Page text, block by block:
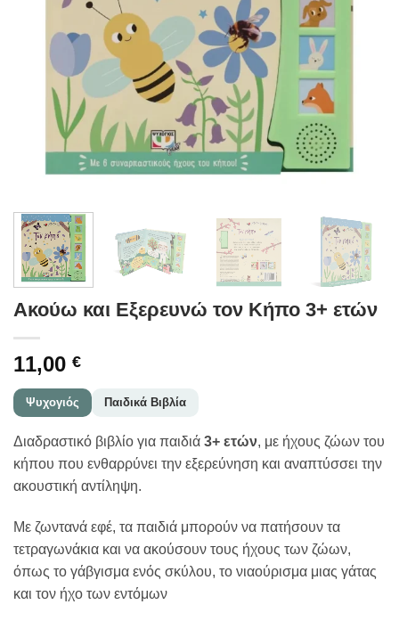
Ακούω και Εξερευνώ τον Κήπο 3+ ετών
11,00 €
Ψυχογιός Παιδικά Βιβλία
Διαδραστικό βιβλίο για παιδιά 3+ ετών, με ήχους ζώων του
κήπου που ενθαρρύνει την εξερεύνηση και αναπτύσσει την
ακουστική αντίληψη.
Με ζωντανά εφέ, τα παιδιά μπορούν να πατήσουν τα
τετραγωνάκια και να ακούσουν τους ήχους των ζώων,
όπως το γάβγισμα ενός σκύλου, το νιαούρισμα μιας γάτας
και τον ήχο των εντόμων